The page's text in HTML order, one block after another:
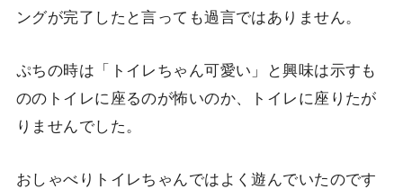
ングが完了したと言っても過言ではありません。
ぷちの時は「トイレちゃん可愛い」と興味は示すも
ののトイレに座るのが怖いのか、トイレに座りたが
りませんでした。
おしゃべりトイレちゃんではよく遊んでいたのです